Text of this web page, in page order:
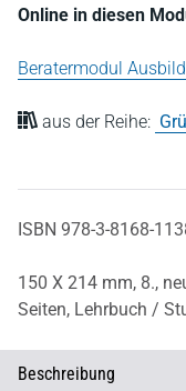
Online in diesen
Beratermodul
aus der Reihe:
ISBN 978-3-8168-
150 X 214 mm, 8.,
Seiten, Lehrbuch /
Beschreibung